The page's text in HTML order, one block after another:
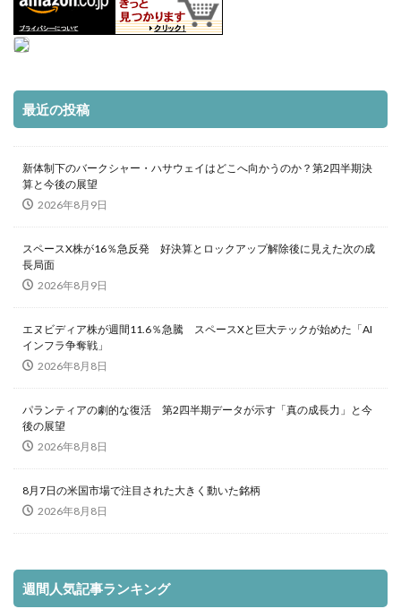
最近の投稿
新体制下のバークシャー・ハサウェイはどこへ向かうのか？第2四半期決
算と今後の展望
2026年8月9日
スペースX株が16％急反発 好決算とロックアップ解除後に見えた次の成
長局面
2026年8月9日
エヌビディア株が週間11.6％急騰 スペースXと巨大テックが始めた「AI
インフラ争奪戦」
2026年8月8日
パランティアの劇的な復活 第2四半期データが示す「真の成長力」と今
後の展望
2026年8月8日
8月7日の米国市場で注目された大きく動いた銘柄
2026年8月8日
週間人気記事ランキング